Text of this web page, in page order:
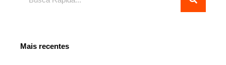
Mais recentes